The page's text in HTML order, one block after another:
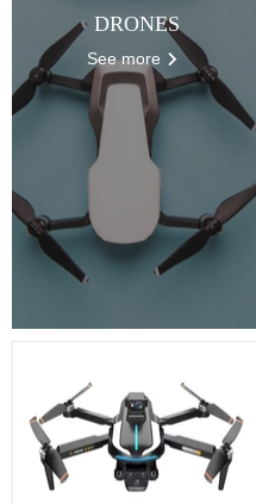
DRONES
See more
professionnel
TUTT
AE8
EVO